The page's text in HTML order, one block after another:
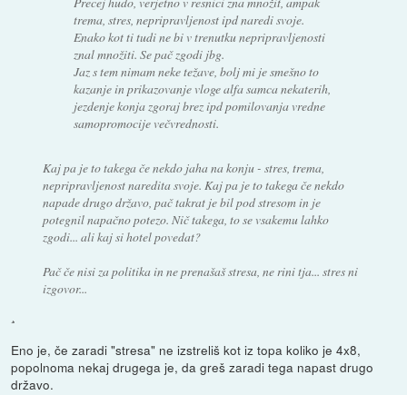
trema, stres, nepripravljenost ipd naredi svoje.
Enako kot ti tudi ne bi v trenutku nepripravljenosti
znal množiti. Se pač zgodi jbg.
Jaz s tem nimam neke težave, bolj mi je smešno to
kazanje in prikazovanje vloge alfa samca nekaterih,
jezdenje konja zgoraj brez ipd pomilovanja vredne
samopromocije večvrednosti.
Kaj pa je to takega če nekdo jaha na konju - stres, trema,
nepripravljenost naredita svoje. Kaj pa je to takega če nekdo
napade drugo državo, pač takrat je bil pod stresom in je
potegnil napačno potezo. Nič takega, to se vsakemu lahko
zgodi... ali kaj si hotel povedat?
Pač če nisi za politika in ne prenašaš stresa, ne rini tja... stres ni
izgovor...
Eno je, če zaradi "stresa" ne izstreliš kot iz topa koliko je 4x8,
popolnoma nekaj drugega je, da greš zaradi tega napast drugo
državo.